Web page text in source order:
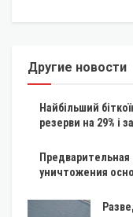
Другие новости
Найбільший
резерви на 29% і
уничтожения